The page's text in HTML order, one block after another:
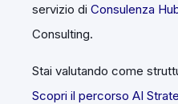
servizio di Consulenza
Consulting.
Stai valutando come
Scopri il percorso AI